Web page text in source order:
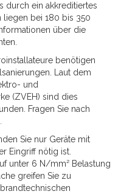
durch ein akkreditiertes
liegen bei 180 bis 350
über die
benötigen
Laut dem
und
(ZVEH) sind dies
Fragen Sie nach
Sie nur Geräte mit
Eingriff nötig ist.
unter 6 N/mm² Belastung
greifen Sie zu